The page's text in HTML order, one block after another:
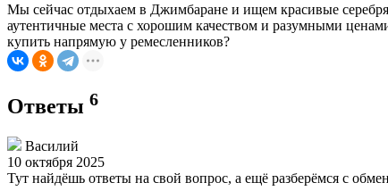
Мы сейчас отдыхаем в Джимбаране и ищем красивые
аутентичные места с хорошим качеством и разумными
купить напрямую у ремесленников?
Ответы 6
Василий
10 октября 2025
Тут найдёшь ответы на свой вопрос, а ещё разберёмся с